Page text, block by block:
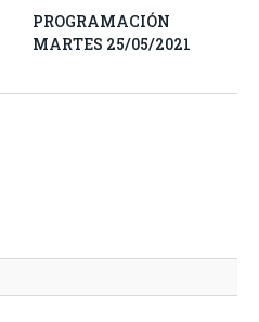
PROGRAMACIÓN
MARTES 25/05/2021